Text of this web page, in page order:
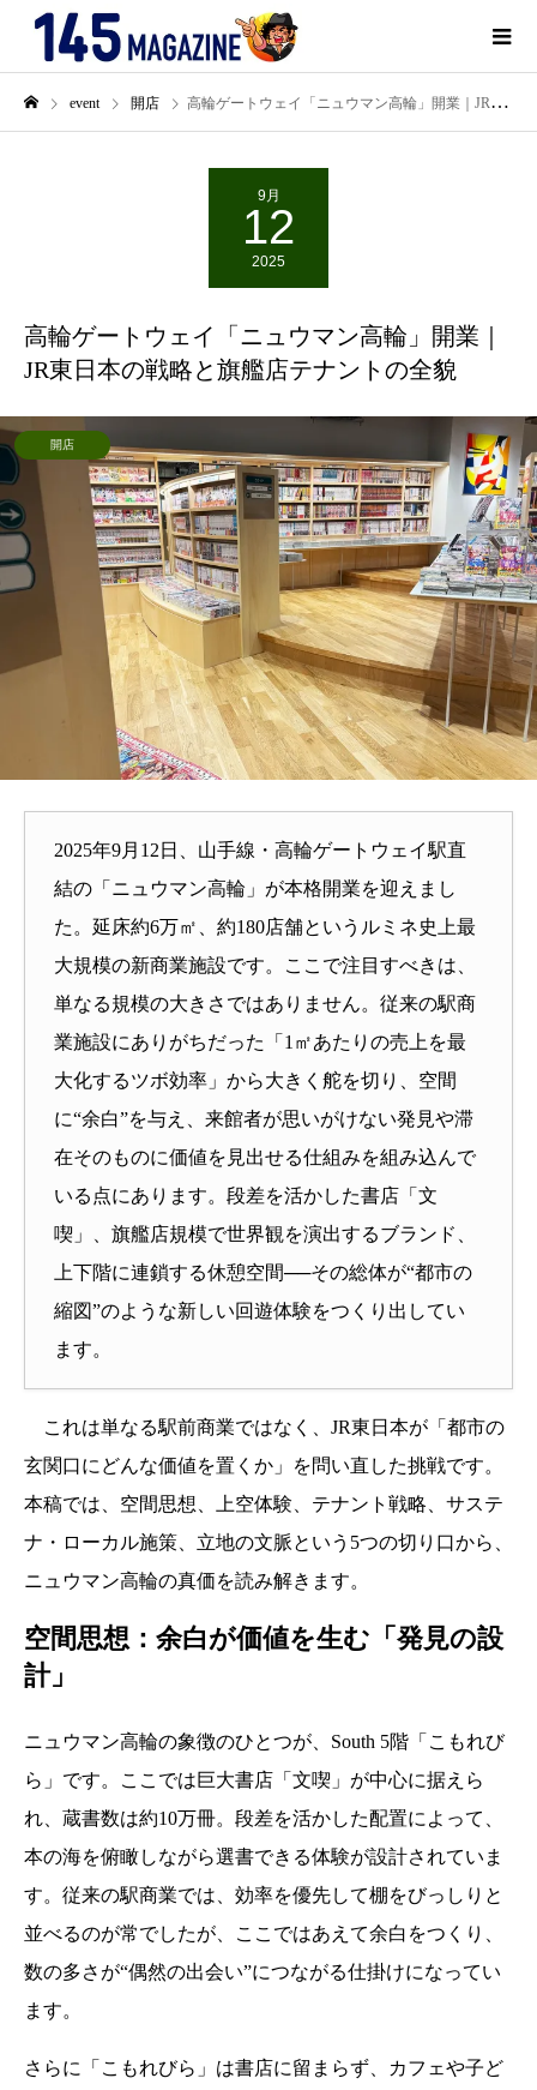
event 開店 高輪ゲートウェイ「ニュウマン高輪」開業｜JR東日本の戦略と旗艦店テナントの全貌
9月
12
2025
高輪ゲートウェイ「ニュウマン高輪」開業｜
JR東日本の戦略と旗艦店テナントの全貌
開店
2025年9月12日、山手線・高輪ゲートウェイ駅直
結の「ニュウマン高輪」が本格開業を迎えまし
た。延床約6万㎡、約180店舗というルミネ史上最
大規模の新商業施設です。ここで注目すべきは、
単なる規模の大きさではありません。従来の駅商
業施設にありがちだった「1㎡あたりの売上を最
大化するツボ効率」から大きく舵を切り、空間
に“余白”を与え、来館者が思いがけない発見や滞
在そのものに価値を見出せる仕組みを組み込んで
いる点にあります。段差を活かした書店「文
喫」、旗艦店規模で世界観を演出するブランド、
上下階に連鎖する休憩空間──その総体が“都市の
縮図”のような新しい回遊体験をつくり出してい
ます。
これは単なる駅前商業ではなく、JR東日本が「都市の
玄関口にどんな価値を置くか」を問い直した挑戦です。
本稿では、空間思想、上空体験、テナント戦略、サステ
ナ・ローカル施策、立地の文脈という5つの切り口から、
ニュウマン高輪の真価を読み解きます。
空間思想：余白が価値を生む「発見の設
計」
ニュウマン高輪の象徴のひとつが、South 5階「こもれび
ら」です。ここでは巨大書店「文喫」が中心に据えら
れ、蔵書数は約10万冊。段差を活かした配置によって、
本の海を俯瞰しながら選書できる体験が設計されていま
す。従来の駅商業では、効率を優先して棚をびっしりと
並べるのが常でしたが、ここではあえて余白をつくり、
数の多さが“偶然の出会い”につながる仕掛けになってい
ます。
さらに「こもれびら」は書店に留まらず、カフェや子ど